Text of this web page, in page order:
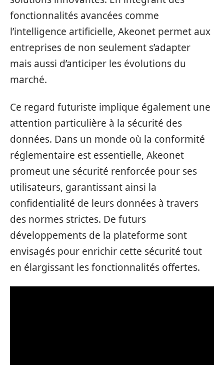
fonctionnalités avancées comme
l’intelligence artificielle, Akeonet permet aux
entreprises de non seulement s’adapter
mais aussi d’anticiper les évolutions du
marché.
Ce regard futuriste implique également une
attention particulière à la sécurité des
données. Dans un monde où la conformité
réglementaire est essentielle, Akeonet
promeut une sécurité renforcée pour ses
utilisateurs, garantissant ainsi la
confidentialité de leurs données à travers
des normes strictes. De futurs
développements de la plateforme sont
envisagés pour enrichir cette sécurité tout
en élargissant les fonctionnalités offertes.